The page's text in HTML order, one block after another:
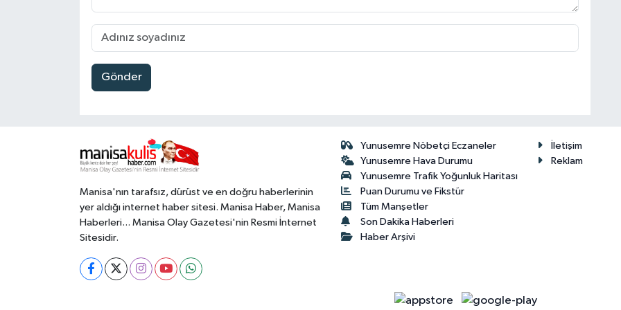
Gönder
Manisa'nın tarafsız, dürüst ve en doğru haberlerinin
yer aldığı internet haber sitesi. Manisa Haber, Manisa
Haberleri... Manisa Olay Gazetesi'nin Resmi İnternet
Sitesidir.
Yunusemre Nöbetçi Eczaneler
Yunusemre Hava Durumu
Yunusemre Trafik Yoğunluk Haritası
Puan Durumu ve Fikstür
Tüm Manşetler
Son Dakika Haberleri
Haber Arşivi
İletişim
Reklam